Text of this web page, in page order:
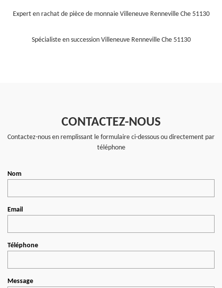
Expert en rachat de pièce de monnaie Villeneuve Renneville Che 51130
Spécialiste en succession Villeneuve Renneville Che 51130
CONTACTEZ-NOUS
Contactez-nous en remplissant le formulaire ci-dessous ou directement par
téléphone
Nom
Email
Téléphone
Message